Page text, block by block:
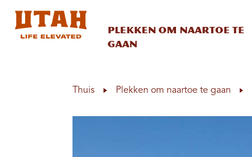
Plekken om naartoe te
gaan
Thuis Plekken om naartoe te gaan